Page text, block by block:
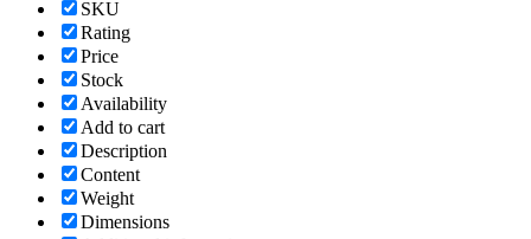
SKU
Rating
Price
Stock
Availability
Add to cart
Description
Content
Weight
Dimensions